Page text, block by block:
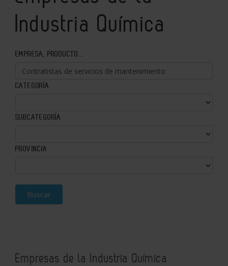
Industria Química
EMPRESA, PRODUCTO...
CATEGORÍA
SUBCATEGORÍA
PROVINCIA
Buscar
Empresas de la Industria Química